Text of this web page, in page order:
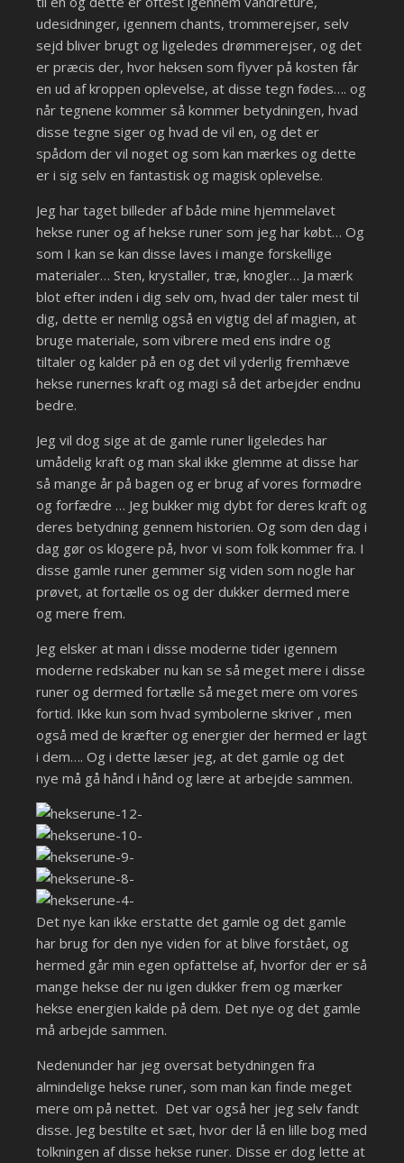
udesidninger, igennem chants, trommerejser, selv
sejd bliver brugt og ligeledes drømmerejser, og det
er præcis der, hvor heksen som flyver på kosten får
en ud af kroppen oplevelse, at disse tegn fødes…. og
når tegnene kommer så kommer betydningen, hvad
disse tegne siger og hvad de vil en, og det er
spådom der vil noget og som kan mærkes og dette
er i sig selv en fantastisk og magisk oplevelse.
Jeg har taget billeder af både mine hjemmelavet
hekse runer og af hekse runer som jeg har købt… Og
som I kan se kan disse laves i mange forskellige
materialer… Sten, krystaller, træ, knogler… Ja mærk
blot efter inden i dig selv om, hvad der taler mest til
dig, dette er nemlig også en vigtig del af magien, at
bruge materiale, som vibrere med ens indre og
tiltaler og kalder på en og det vil yderlig fremhæve
hekse runernes kraft og magi så det arbejder endnu
bedre.
Jeg vil dog sige at de gamle runer ligeledes har
umådelig kraft og man skal ikke glemme at disse har
så mange år på bagen og er brug af vores formødre
og forfædre … Jeg bukker mig dybt for deres kraft og
deres betydning gennem historien. Og som den dag i
dag gør os klogere på, hvor vi som folk kommer fra. I
disse gamle runer gemmer sig viden som nogle har
prøvet, at fortælle os og der dukker dermed mere
og mere frem.
Jeg elsker at man i disse moderne tider igennem
moderne redskaber nu kan se så meget mere i disse
runer og dermed fortælle så meget mere om vores
fortid. Ikke kun som hvad symbolerne skriver , men
også med de kræfter og energier der hermed er lagt
i dem…. Og i dette læser jeg, at det gamle og det
nye må gå hånd i hånd og lære at arbejde sammen.
Det nye kan ikke erstatte det gamle og det gamle
har brug for den nye viden for at blive forstået, og
hermed går min egen opfattelse af, hvorfor der er så
mange hekse der nu igen dukker frem og mærker
hekse energien kalde på dem. Det nye og det gamle
må arbejde sammen.
Nedenunder har jeg oversat betydningen fra
almindelige hekse runer, som man kan finde meget
mere om på nettet. Det var også her jeg selv fandt
disse. Jeg bestilte et sæt, hvor der lå en lille bog med
tolkningen af disse hekse runer. Disse er dog lette at